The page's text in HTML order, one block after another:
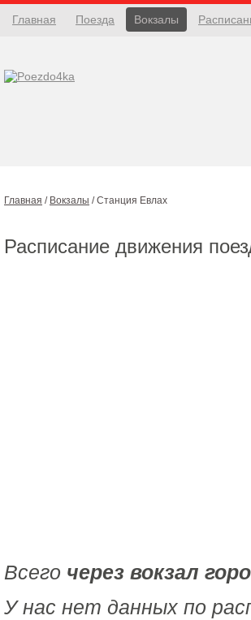
Главная Поезда Вокзалы
Главная / Вокзалы /Станция Евлах
Расписание движения
Всего через вокзал
У нас нет данных по